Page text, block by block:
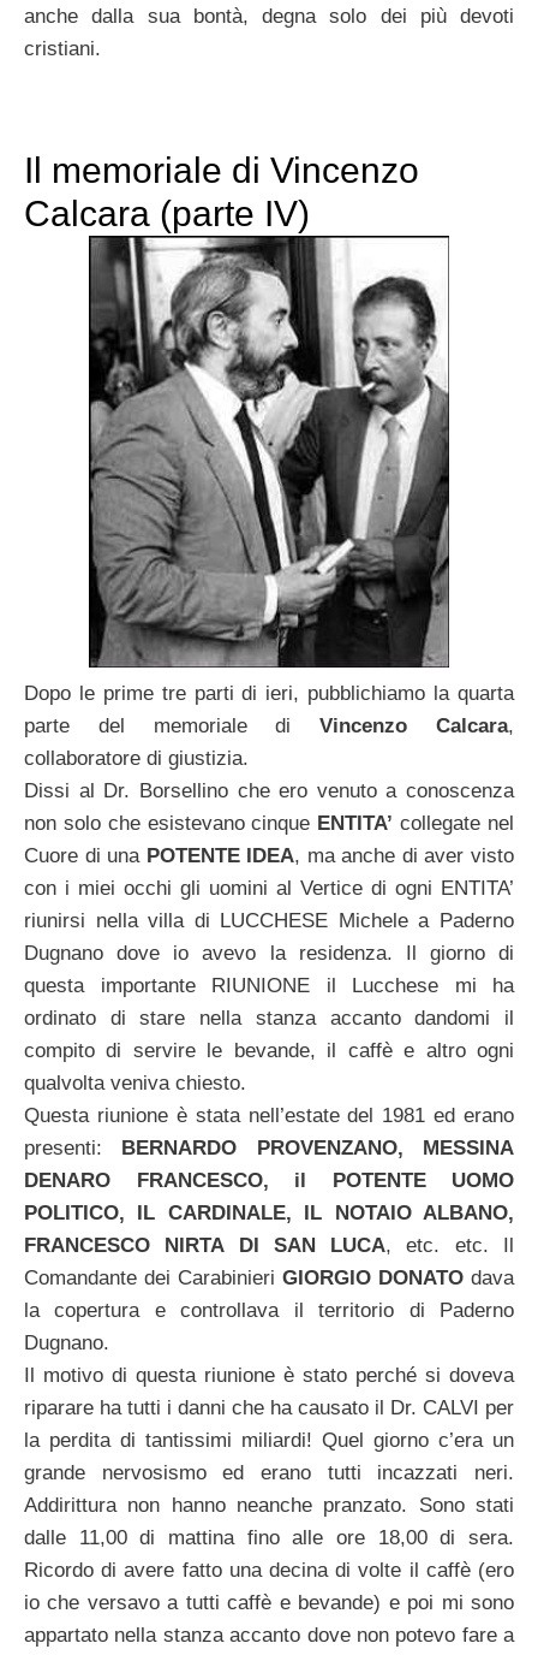
anche dalla sua bontà, degna solo dei più devoti
cristiani.
Il memoriale di Vincenzo
Calcara (parte IV)
Dopo le prime tre parti di ieri, pubblichiamo la quarta
parte del memoriale diVincenzo Calcara,
collaboratore di giustizia.
Dissi al Dr. Borsellino che ero venuto a conoscenza
non solo che esistevano cinque ENTITA’ collegate nel
Cuore di una POTENTE IDEA, ma anche di aver visto
con i miei occhi gli uomini al Vertice di ogni ENTITA’
riunirsi nella villa di LUCCHESE Michele a Paderno
Dugnano dove io avevo la residenza. Il giorno di
questa importante RIUNIONE il Lucchese mi ha
ordinato di stare nella stanza accanto dandomi il
compito di servire le bevande, il caffè e altro ogni
qualvolta veniva chiesto.
Questa riunione è stata nell’estate del 1981 ed erano
presenti: BERNARDO PROVENZANO, MESSINA
DENARO FRANCESCO, il POTENTE UOMO
POLITICO, IL CARDINALE, IL NOTAIO ALBANO,
FRANCESCO NIRTA DI SAN LUCA, etc. etc. Il
Comandante dei Carabinieri GIORGIO DONATO dava
la copertura e controllava il territorio di Paderno
Dugnano.
Il motivo di questa riunione è stato perché si doveva
riparare ha tutti i danni che ha causato il Dr. CALVI per
la perdita di tantissimi miliardi! Quel giorno c’era un
grande nervosismo ed erano tutti incazzati neri.
Addirittura non hanno neanche pranzato. Sono stati
dalle 11,00 di mattina fino alle ore 18,00 di sera.
Ricordo di avere fatto una decina di volte il caffè (ero
io che versavo a tutti caffè e bevande) e poi mi sono
appartato nella stanza accanto dove non potevo fare a